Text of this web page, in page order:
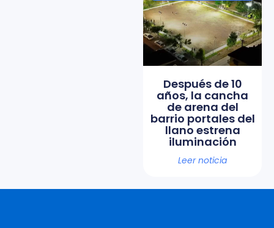
Después de 10
años, la cancha
de arena del
barrio portales del
llano estrena
iluminación
Leer noticia